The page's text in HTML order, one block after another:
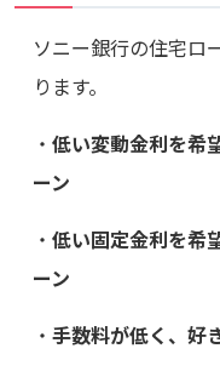
ソニー銀行の住宅ロ
ります。
・ 低い変動金利を希
ーン
・ 低い固定金利を希
ーン
・ 手数料が低く、好